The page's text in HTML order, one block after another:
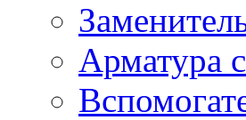
Арматура